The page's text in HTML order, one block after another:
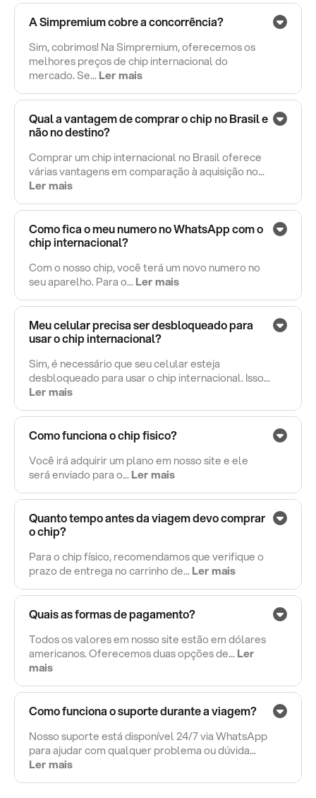
A Simpremium cobre a concorrência?
Sim, cobrimos! Na Simpremium, oferecemos os
melhores preços de chip internacional do
mercado. Se...Ler mais
Qual a vantagem de comprar o chip no Brasil e
não no destino?
Comprar um chip internacional no Brasil oferece
várias vantagens em comparação à aquisição no...
Ler mais
Como fica o meu numero no WhatsApp com o
chip internacional?
Com o nosso chip, você terá um novo numero no
seu aparelho. Para o...Ler mais
Meu celular precisa ser desbloqueado para
usar o chip internacional?
Sim, é necessário que seu celular esteja
desbloqueado para usar o chip internacional. Isso...
Ler mais
Como funciona o chip fisico?
Você irá adquirir um plano em nosso site e ele
será enviado para o...Ler mais
Quanto tempo antes da viagem devo comprar
o chip?
Para o chip físico, recomendamos que verifique o
prazo de entrega no carrinho de...Ler mais
Quais as formas de pagamento?
Todos os valores em nosso site estão em dólares
americanos. Oferecemos duas opções de...Ler
mais
Como funciona o suporte durante a viagem?
Nosso suporte está disponível 24/7 via WhatsApp
para ajudar com qualquer problema ou dúvida...
Ler mais